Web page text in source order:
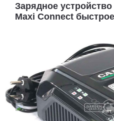
Зарядное
Maxi Connect